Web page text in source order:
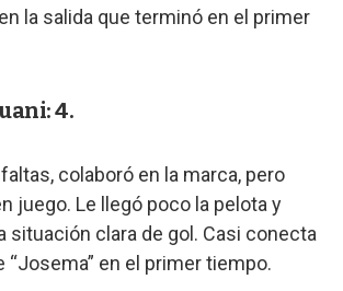
la salida que terminó en el primer
4.
colaboró en la marca, pero
juego. Le llegó poco la pelota y
situación clara de gol. Casi conecta
“Josema” en el primer tiempo.